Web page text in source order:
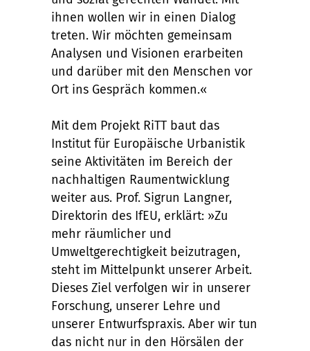
ihnen wollen wir in einen Dialog
treten. Wir möchten gemeinsam
Analysen und Visionen erarbeiten
und darüber mit den Menschen vor
Ort ins Gespräch kommen.«
Mit dem Projekt RiTT baut das
Institut für Europäische Urbanistik
seine Aktivitäten im Bereich der
nachhaltigen Raumentwicklung
weiter aus. Prof. Sigrun Langner,
Direktorin des IfEU, erklärt: »Zu
mehr räumlicher und
Umweltgerechtigkeit beizutragen,
steht im Mittelpunkt unserer Arbeit.
Dieses Ziel verfolgen wir in unserer
Forschung, unserer Lehre und
unserer Entwurfspraxis. Aber wir tun
das nicht nur in den Hörsälen der